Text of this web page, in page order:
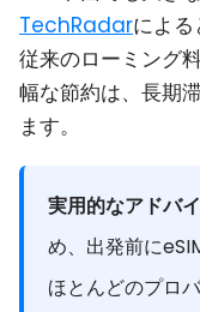
TechRadarによる
従来のローミング
幅な節約は、長期
ます。
実用的なアドバ
め、出発前に
ほとんどのプロ